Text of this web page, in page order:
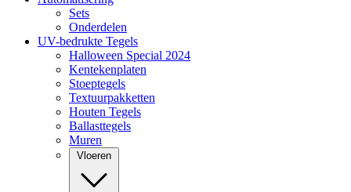
Sets
Onderdelen
UV-bedrukte Tegels
Halloween Special 2024
Kentekenplaten
Stoeptegels
Textuurpakketten
Houten Tegels
Ballasttegels
Muren
Vloeren